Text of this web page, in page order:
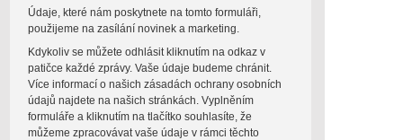
Údaje, které nám poskytnete na tomto formuláři,
použijeme na zasílání novinek a marketing.
Kdykoliv se můžete odhlásit kliknutím na odkaz v
patičce každé zprávy. Vaše údaje budeme chránit.
Více informací o našich zásadách ochrany osobních
údajů najdete na našich stránkách. Vyplněním
formuláře a kliknutím na tlačítko souhlasíte, že
můžeme zpracovávat vaše údaje v rámci těchto